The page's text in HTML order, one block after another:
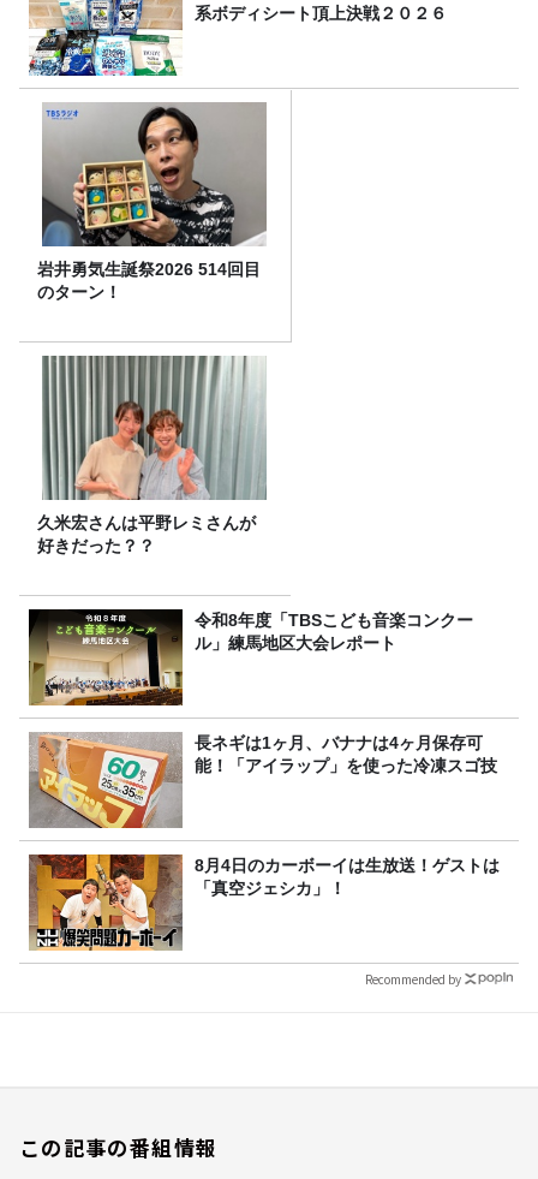
系ボディシート頂上決戦２０２６
岩井勇気生誕祭2026 514回目
のターン！
久米宏さんは平野レミさんが
好きだった？？
令和8年度「TBSこども音楽コンクー
ル」練馬地区大会レポート
長ネギは1ヶ月、バナナは4ヶ月保存可
能！「アイラップ」を使った冷凍スゴ技
8月4日のカーボーイは生放送！ゲストは
「真空ジェシカ」！
Recommended by
この記事の番組情報